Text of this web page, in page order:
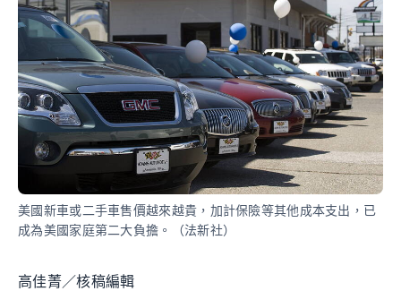
美國新車或二手車售價越來越貴，加計保險等其他成本支出，已
成為美國家庭第二大負擔。（法新社）
高佳菁／核稿編輯